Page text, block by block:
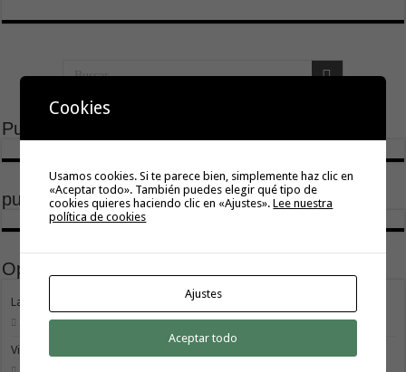
Publicidad
publicidad
Opinión
La Gomera transforma su modelo energético
2 agosto, 2026
Vivir donde se estudia: una cuestión de igualdad entre islas
Cookies
Usamos cookies. Si te parece bien, simplemente haz clic en
«Aceptar todo». También puedes elegir qué tipo de
cookies quieres haciendo clic en «Ajustes».Lee nuestra
política de cookies
Ajustes
Aceptar todo